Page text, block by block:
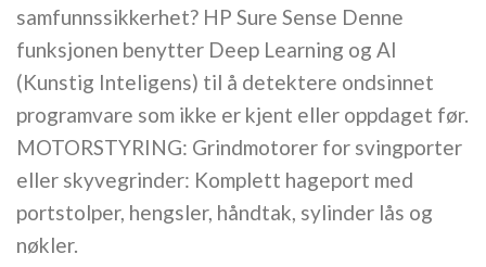
samfunnssikkerhet? HP Sure Sense Denne
funksjonen benytter Deep Learning og AI
(Kunstig Inteligens) til å detektere ondsinnet
programvare som ikke er kjent eller oppdaget før.
MOTORSTYRING: Grindmotorer for svingporter
eller skyvegrinder: Komplett hageport med
portstolper, hengsler, håndtak, sylinder lås og
nøkler.